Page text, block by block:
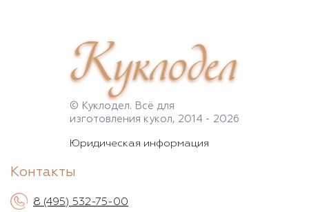
Куклодел
© Куклодел. Всё для
изготовления кукол, 2014 - 2026
Юридическая информация
Контакты
8 (495) 532-75-00